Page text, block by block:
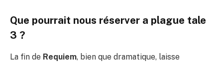
Que pourrait nous réserver a plague tale
3 ?
La fin de Requiem, bien que dramatique, laisse